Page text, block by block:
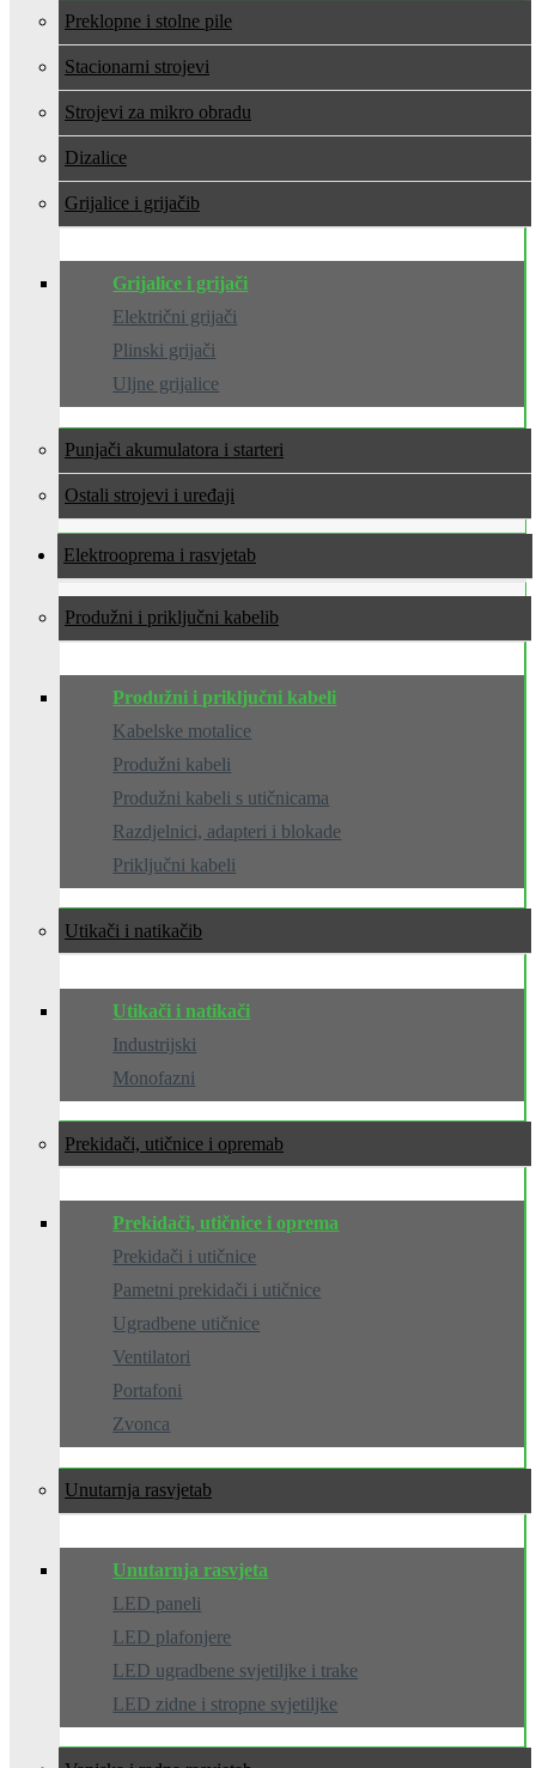
Preklopne i stolne pile
Stacionarni strojevi
Strojevi za mikro obradu
Dizalice
Grijalice i grijači
Grijalice i grijači
Električni grijači
Plinski grijači
Uljne grijalice
Punjači akumulatora i starteri
Ostali strojevi i uređaji
Elektrooprema i rasvjeta
Produžni i priključni kabeli
Produžni i priključni kabeli
Kabelske motalice
Produžni kabeli
Produžni kabeli s utičnicama
Razdjelnici, adapteri i blokade
Priključni kabeli
Utikači i natikači
Utikači i natikači
Industrijski
Monofazni
Prekidači, utičnice i oprema
Prekidači, utičnice i oprema
Prekidači i utičnice
Pametni prekidači i utičnice
Ugradbene utičnice
Ventilatori
Portafoni
Zvonca
Unutarnja rasvjeta
Unutarnja rasvjeta
LED paneli
LED plafonjere
LED ugradbene svjetiljke i trake
LED zidne i stropne svjetiljke